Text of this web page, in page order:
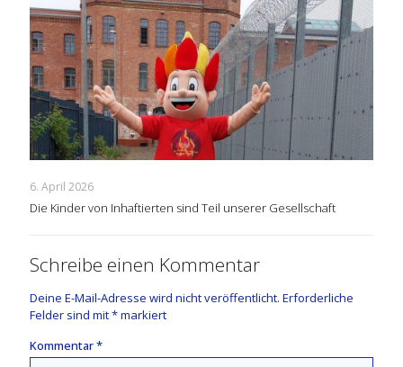
6. April 2026
Die Kinder von Inhaftierten sind Teil unserer Gesellschaft
Schreibe einen Kommentar
Deine E-Mail-Adresse wird nicht veröffentlicht. Erforderliche
Felder sind mit*markiert
Kommentar*